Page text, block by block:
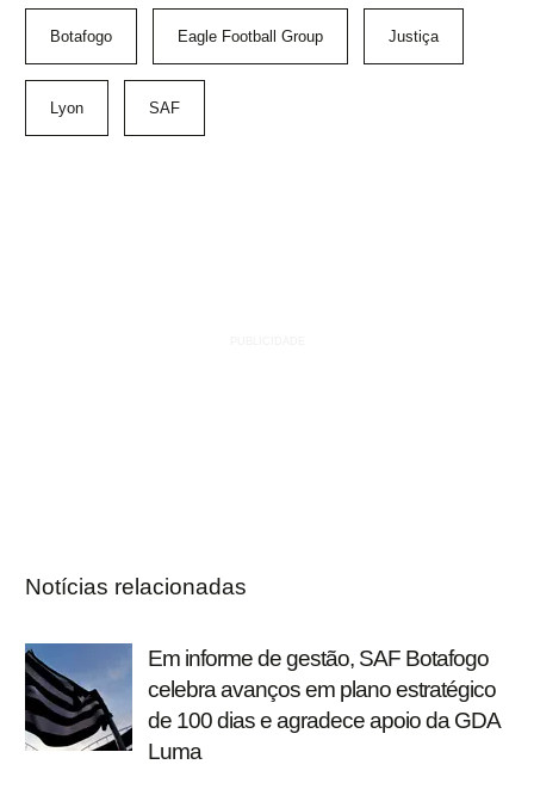
Botafogo Eagle Football Group Justiça
Lyon SAF
Notícias relacionadas
Em informe de gestão, SAF Botafogo
celebra avanços em plano estratégico
de 100 dias e agradece apoio da GDA
Luma